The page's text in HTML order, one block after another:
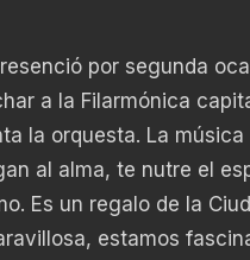
por segunda
a la Filarmónica
la orquesta. La
al alma, te nutre el
Es un regalo de la
estamos